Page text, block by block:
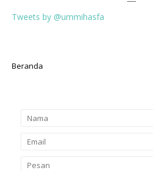
Tweets by @ummihasfa
Beranda